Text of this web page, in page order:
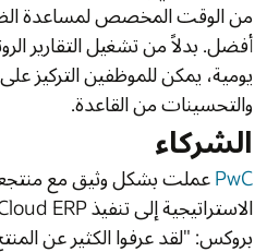
من الوقت المخصص لمساعدة
أفضل. بدلاً من تشغيل التقارير
يومية، يمكن للموظفين التركيز
والتحسينات من القاعدة.
الشركاء
PwC
بروكس: "لقد عرفوا الكثير عن